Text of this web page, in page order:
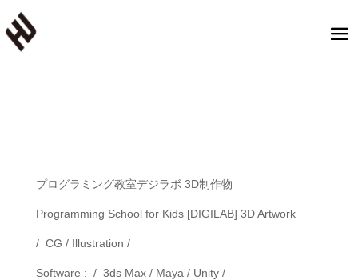
プログラミング教室デジラボ 3D制作物
Programming School for Kids [DIGILAB] 3D Artwork
/ CG / Illustration /
Software : / 3ds Max / Maya / Unity /